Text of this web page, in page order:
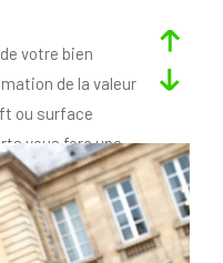
votre bien
de la valeur
ou surface
vous fera une
grâce à sa
feront la